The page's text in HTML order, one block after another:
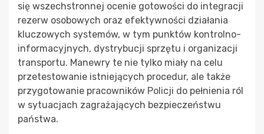
się wszechstronnej ocenie gotowości do integracji
rezerw osobowych oraz efektywności działania
kluczowych systemów, w tym punktów kontrolno-
informacyjnych, dystrybucji sprzętu i organizacji
transportu. Manewry te nie tylko miały na celu
przetestowanie istniejących procedur, ale także
przygotowanie pracowników Policji do pełnienia ról
w sytuacjach zagrażających bezpieczeństwu
państwa.